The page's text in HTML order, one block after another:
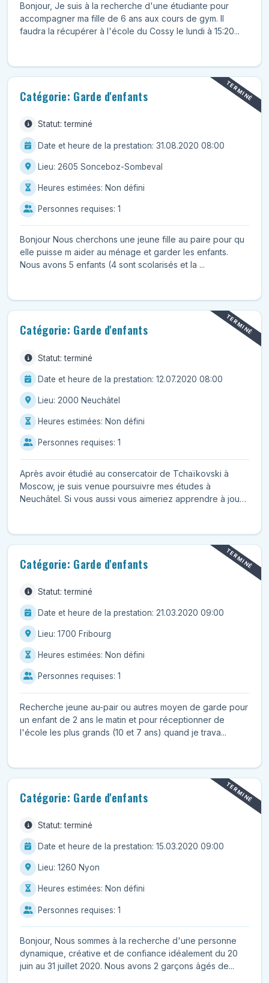
Bonjour, Je suis à la recherche d'une étudiante pour
accompagner ma fille de 6 ans aux cours de gym. Il
faudra la récupérer à l'école du Cossy le lundi à 15:20...
TERMINÉ
Catégorie: Garde d'enfants
Statut: terminé
Date et heure de la prestation: 31.08.2020 08:00
Lieu: 2605 Sonceboz-Sombeval
Heures estimées: Non défini
Personnes requises: 1
Bonjour Nous cherchons une jeune fille au paire pour qu
elle puisse m aider au ménage et garder les enfants.
Nous avons 5 enfants (4 sont scolarisés et la ...
TERMINÉ
Catégorie: Garde d'enfants
Statut: terminé
Date et heure de la prestation: 12.07.2020 08:00
Lieu: 2000 Neuchâtel
Heures estimées: Non défini
Personnes requises: 1
Après avoir étudié au consercatoir de Tchaïkovski à
Moscow, je suis venue poursuivre mes études à
Neuchâtel. Si vous aussi vous aimeriez apprendre à jouer
TERMINÉ
Catégorie: Garde d'enfants
Statut: terminé
Date et heure de la prestation: 21.03.2020 09:00
Lieu: 1700 Fribourg
Heures estimées: Non défini
Personnes requises: 1
Recherche jeune au-pair ou autres moyen de garde pour
un enfant de 2 ans le matin et pour réceptionner de
l'école les plus grands (10 et 7 ans) quand je trava...
TERMINÉ
Catégorie: Garde d'enfants
Statut: terminé
Date et heure de la prestation: 15.03.2020 09:00
Lieu: 1260 Nyon
Heures estimées: Non défini
Personnes requises: 1
Bonjour, Nous sommes à la recherche d'une personne
dynamique, créative et de confiance idéalement du 20
juin au 31 juillet 2020. Nous avons 2 garçons âgés de...